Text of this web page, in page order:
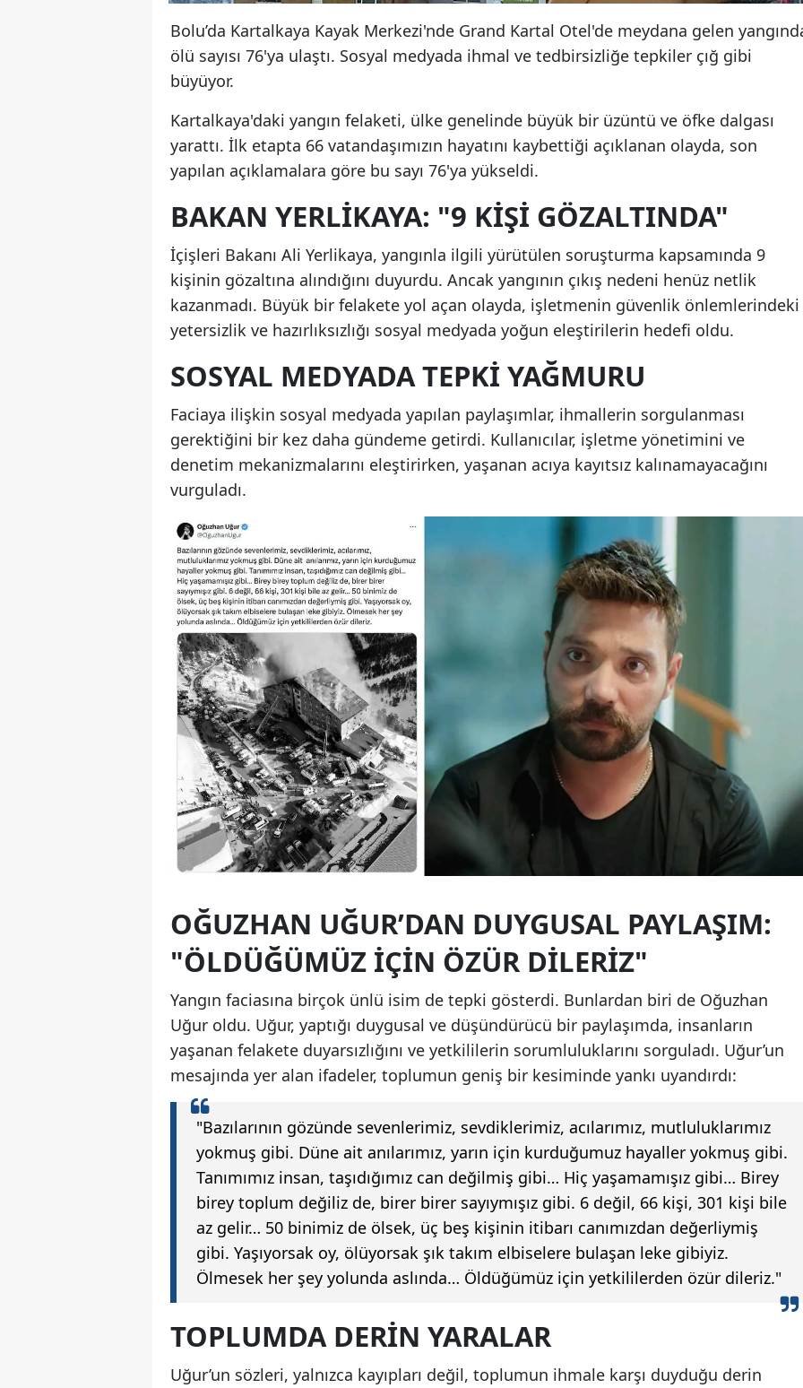
Bolu’da Kartalkaya Kayak Merkezi'nde Grand Kartal Otel'de meydana gelen
ölü sayısı 76'ya ulaştı. Sosyal medyada ihmal ve tedbirsizliğe tepkiler çığ gibi
büyüyor.
Kartalkaya'daki yangın felaketi, ülke genelinde büyük bir üzüntü ve öfke dalgası
yarattı. İlk etapta 66 vatandaşımızın hayatını kaybettiği açıklanan olayda, son
yapılan açıklamalara göre bu sayı 76'ya yükseldi.
BAKAN YERLIKAYA: "9 KIŞI GÖZALTINDA"
İçişleri Bakanı Ali Yerlikaya, yangınla ilgili yürütülen soruşturma kapsamında 9
kişinin gözaltına alındığını duyurdu. Ancak yangının çıkış nedeni henüz netlik
kazanmadı. Büyük bir felakete yol açan olayda, işletmenin güvenlik önlemlerindeki
yetersizlik ve hazırlıksızlığı sosyal medyada yoğun eleştirilerin hedefi oldu.
SOSYAL MEDYADA TEPKI YAĞMURU
Faciaya ilişkin sosyal medyada yapılan paylaşımlar, ihmallerin sorgulanması
gerektiğini bir kez daha gündeme getirdi. Kullanıcılar, işletme yönetimini ve
denetim mekanizmalarını eleştirirken, yaşanan acıya kayıtsız kalınamayacağını
vurguladı.
OĞUZHAN UĞUR’DAN DUYGUSAL PAYLAŞIM:
"ÖLDÜĞÜMÜZ İÇIN ÖZÜR DILERIZ"
Yangın faciasına birçok ünlü isim de tepki gösterdi. Bunlardan biri de Oğuzhan
Uğur oldu. Uğur, yaptığı duygusal ve düşündürücü bir paylaşımda, insanların
yaşanan felakete duyarsızlığını ve yetkililerin sorumluluklarını sorguladı. Uğur’un
mesajında yer alan ifadeler, toplumun geniş bir kesiminde yankı uyandırdı:
"Bazılarının gözünde sevenlerimiz, sevdiklerimiz, acılarımız, mutluluklarımız
yokmuş gibi. Düne ait anılarımız, yarın için kurduğumuz hayaller yokmuş gibi.
Tanımımız insan, taşıdığımız can değilmiş gibi… Hiç yaşamamışız gibi… Birey
birey toplum değiliz de, birer birer sayıymışız gibi. 6 değil, 66 kişi, 301 kişi bile
az gelir… 50 binimiz de ölsek, üç beş kişinin itibarı canımızdan değerliymiş
gibi. Yaşıyorsak oy, ölüyorsak şık takım elbiselere bulaşan leke gibiyiz.
Ölmesek her şey yolunda aslında… Öldüğümüz için yetkililerden özür dileriz."
TOPLUMDA DERIN YARALAR
Uğur’un sözleri, yalnızca kayıpları değil, toplumun ihmale karşı duyduğu derin